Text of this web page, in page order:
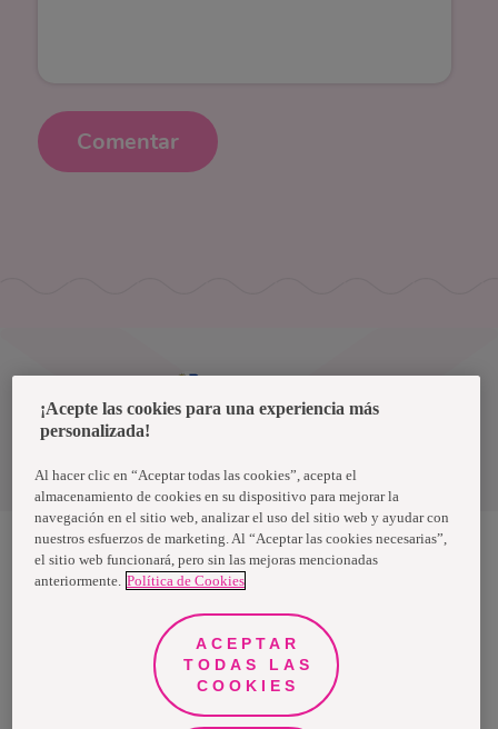
Comentar
Términos y condiciones
Nosotras, una marca de Essity - una compañía global líder en
mundo, utilizan nuestros productos, servicios y soluciones. Nuestro
propósito es romper barreras por el bienestar en beneficio de
consumidores, pacientes, cuidadores, clientes y la sociedad en
general. Vendemos en aproximadamente 150 países bajo las
principales marcas globales TENA y Tork, así como otras marcas
como Actimove, Cutimed, JOBST, Knix, Leukoplast, Libero, Libresse,
Lotus, Modibodi, Nosotras, Saba, Tempo, TOM Organic y Zewa. En
2024, Essity tuvo ventas de aproximadamente 13 mil millones de
¡Acepte las cookies para una experiencia más
personalizada!
Al hacer clic en “Aceptar todas las cookies”, acepta el
almacenamiento de cookies en su dispositivo para mejorar la
navegación en el sitio web, analizar el uso del sitio web y ayudar con
nuestros esfuerzos de marketing. Al “Aceptar las cookies necesarias”,
el sitio web funcionará, pero sin las mejoras mencionadas
anteriormente. Política de Cookies
ACEPTAR
TODAS LAS
COOKIES